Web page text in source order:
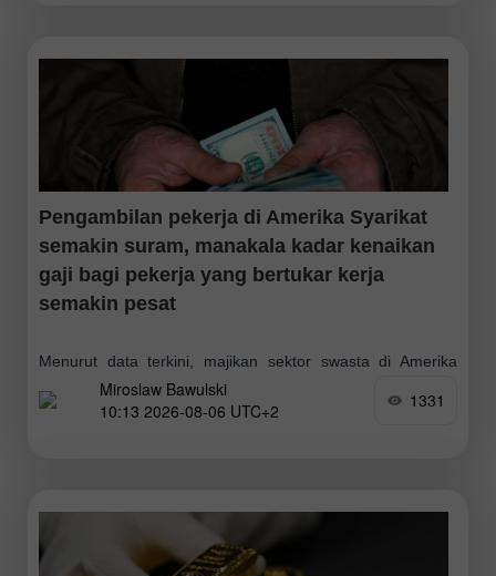
Pengambilan pekerja di Amerika Syarikat
semakin suram, manakala kadar kenaikan
gaji bagi pekerja yang bertukar kerja
semakin pesat
Menurut data terkini, majikan sektor swasta di Amerika
Syarikat menambah 44,000 pekerjaan baharu pada bulan
Julai, menurut laporan ADP Research. Angka sederhana itu
Miroslaw Bawulski
10:13 2026-08-06 UTC+2
1331